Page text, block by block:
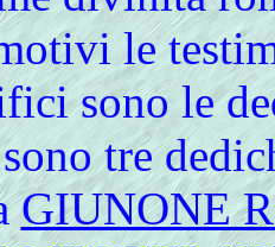
le
sono le
tre
GIUNONE